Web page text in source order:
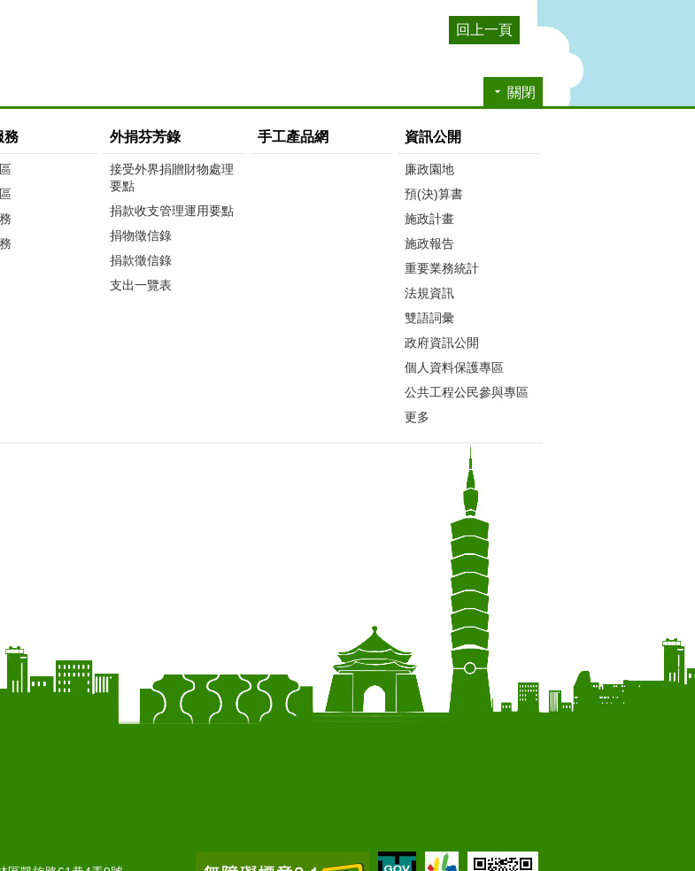
回上一頁
關閉
務 外捐芬芳錄
接受外界捐贈財物處理
要點
捐款收支管理運用要點
捐物徵信錄
捐款徵信錄
支出一覽表
手工產品網 資訊公開
廉政園地
預(決)算書
施政計畫
施政報告
重要業務統計
法規資訊
雙語詞彙
政府資訊公開
個人資料保護專區
公共工程公民參與專區
更多